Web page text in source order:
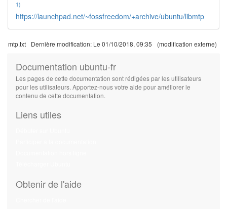
1)
https://launchpad.net/~fossfreedom/+archive/ubuntu/libmtp
mtp.txt Dernière modification: Le 01/10/2018, 09:35 (modification externe)
Documentation ubuntu-fr
Les pages de cette documentation sont rédigées par les utilisateurs
pour les utilisateurs. Apportez-nous votre aide pour améliorer le
contenu de cette documentation.
Liens utiles
Obtenir de l'aide